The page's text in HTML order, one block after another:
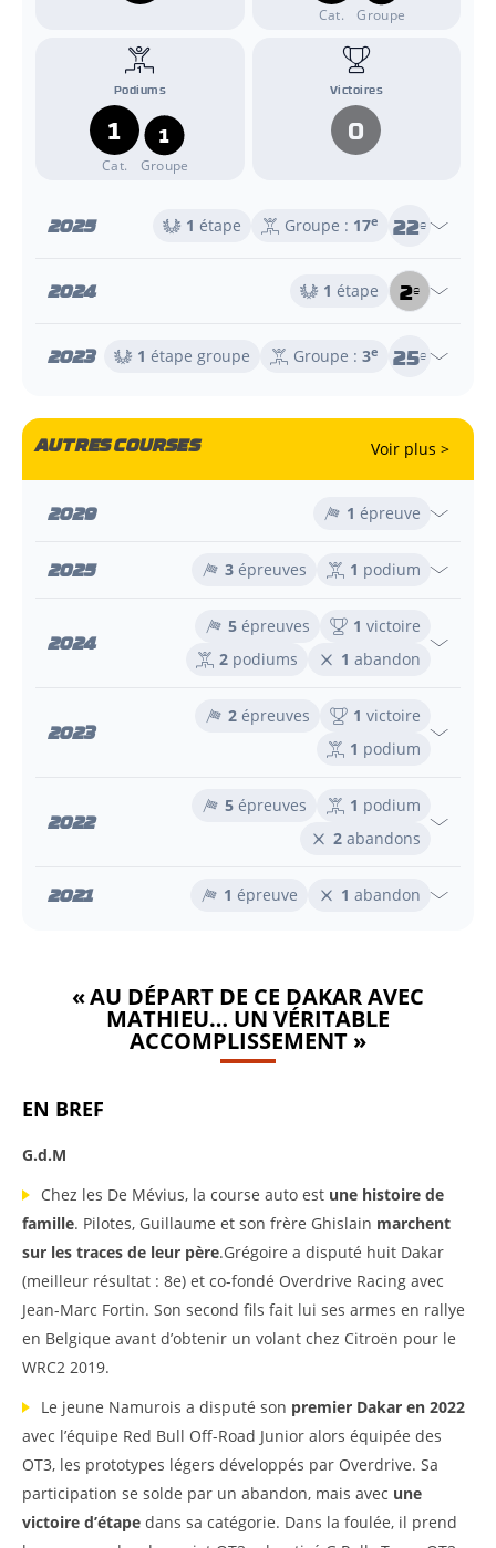
Cat. Groupe
Podiums
1
Cat.
1
Groupe
Victoires
0
2025 1 étape Groupe : 17e 22e
2024 1 étape 2e
2023 1 étape groupe Groupe : 3e 25e
AUTRES COURSES Voir plus >
2029 1 épreuve
2025 3 épreuves 1 podium
2024
5 épreuves 1 victoire
2 podiums 1 abandon
2023
2 épreuves 1 victoire
1 podium
2022
5 épreuves 1 podium
2 abandons
2021 1 épreuve 1 abandon
« AU DÉPART DE CE DAKAR AVEC
MATHIEU… UN VÉRITABLE
ACCOMPLISSEMENT »
EN BREF
G.d.M
Chez les De Mévius, la course auto est une histoire de
famille. Pilotes, Guillaume et son frère Ghislain marchent
sur les traces de leur père.Grégoire a disputé huit Dakar
(meilleur résultat : 8e) et co-fondé Overdrive Racing avec
Jean-Marc Fortin. Son second fils fait lui ses armes en rallye
en Belgique avant d’obtenir un volant chez Citroën pour le
WRC2 2019.
Le jeune Namurois a disputé son premier Dakar en 2022
avec l’équipe Red Bull Off-Road Junior alors équipée des
OT3, les prototypes légers développés par Overdrive. Sa
participation se solde par un abandon, mais avec une
victoire d’étape dans sa catégorie. Dans la foulée, il prend